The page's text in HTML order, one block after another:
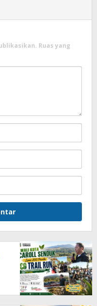
Ruas yang